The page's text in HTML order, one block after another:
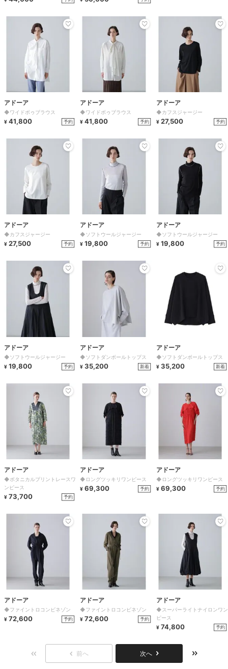
アドーア
◆ワイドボゥブラウス
¥ 41,800 予約
アドーア
◆ワイドボゥブラウス
¥ 41,800 予約
アドーア
◆カフスジャージー
¥ 27,500 予約
アドーア
◆カフスジャージー
¥ 27,500 予約
アドーア
◆ソフトウールジャージー
¥ 19,800 予約
アドーア
◆ソフトウールジャージー
¥ 19,800 予約
アドーア
◆ソフトウールジャージー
¥ 19,800 予約
アドーア
◆ソフトダンボールトップス
¥ 35,200 新着
アドーア
◆ソフトダンボールトップス
¥ 35,200 新着
アドーア
◆ボタニカルプリントレースワ
ンピース
¥ 73,700 予約
アドーア
◆ロングツッキリワンピース
¥ 69,300 予約
アドーア
◆ロングツッキリワンピース
¥ 69,300 予約
アドーア
◆ファイントロコンビネゾン
¥ 72,600 予約
アドーア
◆ファイントロコンビネゾン
¥ 72,600 予約
アドーア
◆スーパーライトナイロンワン
ピース
¥ 74,800 予約
前へ 次へ